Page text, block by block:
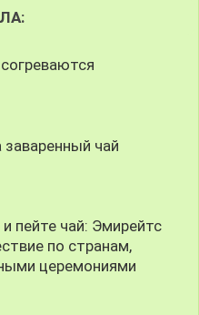
заваренный чай
пейте чай: Эмирейтс
по странам,
церемониями